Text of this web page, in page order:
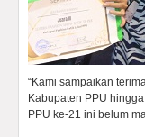
“Kami sampaikan
Kabupaten PPU
PPU ke-21 ini belum